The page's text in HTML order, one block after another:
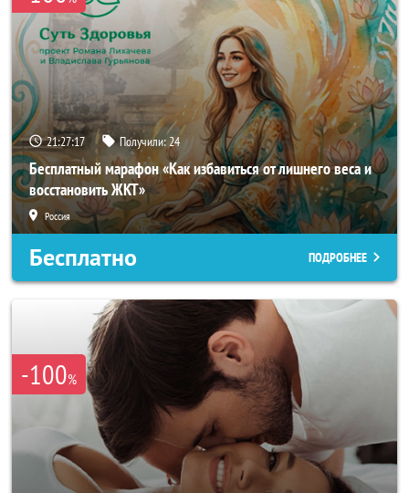
21:27:14 Получили:24
Бесплатный марафон «Как избавиться от лишнего веса и
восстановить ЖКТ»
Россия
Бесплатно ПОДРОБНЕЕ
-100%